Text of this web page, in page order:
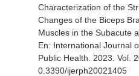
Characterization of the
Changes of the Biceps
Muscles in the Subacute
En: International Journal
Public Health . 2023. Vol.
0.3390/ijerph20021405